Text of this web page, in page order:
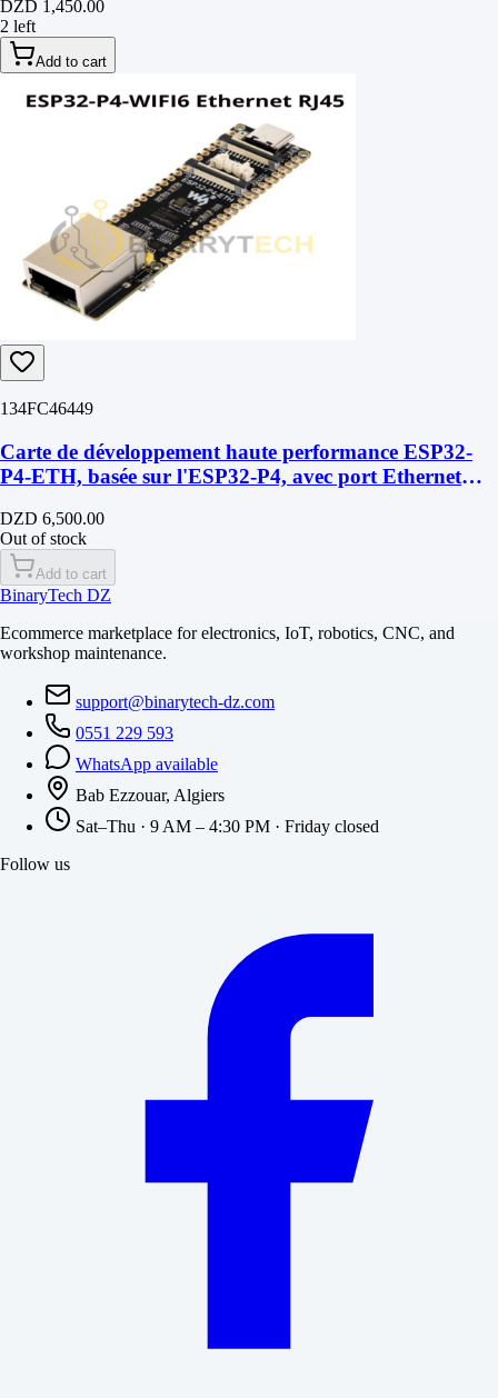
DZD 1,450.00
2 left
Add to cart
134FC46449
Carte de développement haute performance ESP32-
P4-ETH, basée sur l'ESP32-P4, avec port Ethernet
DZD 6,500.00
Out of stock
Add to cart
BinaryTech DZ
Ecommerce marketplace for electronics, IoT, robotics, CNC, and
workshop maintenance.
support@binarytech-dz.com
0551 229 593
WhatsApp available
Bab Ezzouar, Algiers
Sat–Thu · 9 AM – 4:30 PM · Friday closed
Follow us